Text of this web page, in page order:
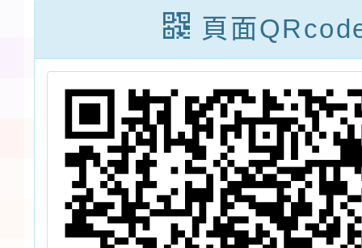
季」舉辦之徵選
活動
頁面